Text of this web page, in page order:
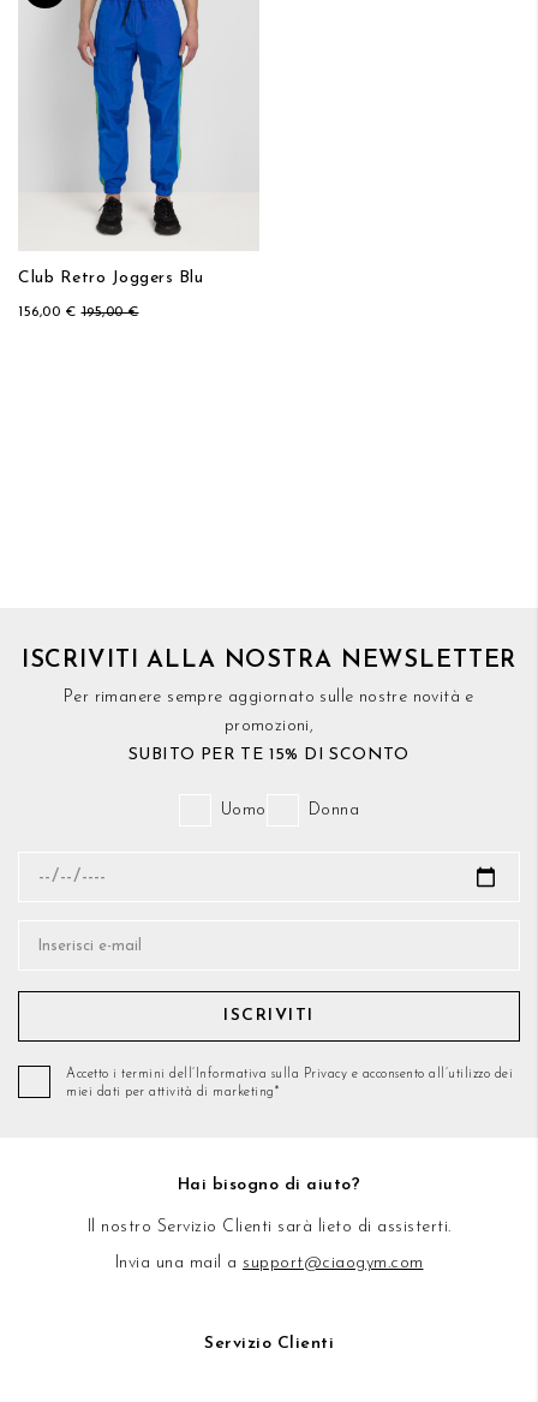
Club Retro Joggers Blu
156,00 € 195,00 €
ISCRIVITI ALLA NOSTRA NEWSLETTER
Per rimanere sempre aggiornato sulle nostre novità e
promozioni,
SUBITO PER TE 15% DI SCONTO
Uomo Donna
ISCRIVITI
Accetto i termini dell’Informativa sulla Privacy e acconsento all’utilizzo dei
miei dati per attività di marketing*
Hai bisogno di aiuto?
Il nostro Servizio Clienti sarà lieto di assisterti.
Invia una mail a support@ciaogym.com
Servizio Clienti